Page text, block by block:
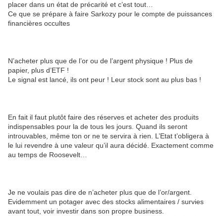
placer dans un état de précarité et c’est tout…
Ce que se prépare à faire Sarkozy pour le compte de puissances
financières occultes
N’acheter plus que de l’or ou de l’argent physique ! Plus de
papier, plus d’ETF !
Le signal est lancé, ils ont peur ! Leur stock sont au plus bas !
En fait il faut plutôt faire des réserves et acheter des produits
indispensables pour la de tous les jours. Quand ils seront
introuvables, même ton or ne te servira à rien. L’Etat t’obligera à
le lui revendre à une valeur qu’il aura décidé. Exactement comme
au temps de Roosevelt…
Je ne voulais pas dire de n’acheter plus que de l’or/argent.
Evidemment un potager avec des stocks alimentaires / survies
avant tout, voir investir dans son propre business.